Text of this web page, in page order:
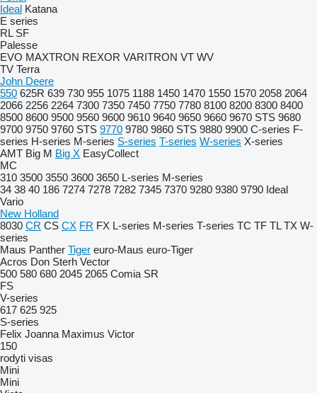
Ideal Katana
E series
RL SF
Palesse
EVO MAXTRON REXOR VARITRON VT WV
TV Terra
John Deere
550 625R 639 730 955 1075 1188 1450 1470 1550 1570 2058 2064
2066 2256 2264 7300 7350 7450 7750 7780 8100 8200 8300 8400
8500 8600 9500 9560 9600 9610 9640 9650 9660 9670 STS 9680
9700 9750 9760 STS 9770 9780 9860 STS 9880 9900 C-series F-
series H-series M-series S-series T-series W-series X-series
AMT Big M Big X EasyCollect
MC
310 3500 3550 3600 3650 L-series M-series
34 38 40 186 7274 7278 7282 7345 7370 9280 9380 9790 Ideal
Vario
New Holland
8030 CR CS CX FR FX L-series M-series T-series TC TF TL TX W-
series
Maus Panther Tiger euro-Maus euro-Tiger
Acros Don Sterh Vector
500 580 680 2045 2065 Comia SR
FS
V-series
617 625 925
S-series
Felix Joanna Maximus Victor
150
rodyti visas
Mini
Mini